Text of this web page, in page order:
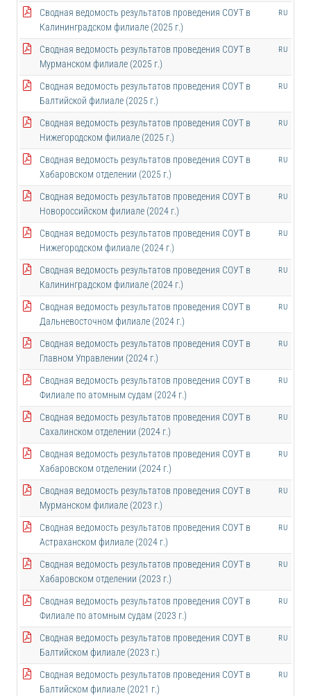
Сводная ведомость результатов проведения СОУТ в
Калининградском филиале (2025 г.)
RU
Сводная ведомость результатов проведения СОУТ в
Мурманском филиале (2025 г.)
RU
Сводная ведомость результатов проведения СОУТ в
Балтийской филиале (2025 г.)
RU
Сводная ведомость результатов проведения СОУТ в
Нижегородском филиале (2025 г.)
RU
Сводная ведомость результатов проведения СОУТ в
Хабаровском отделении (2025 г.)
RU
Сводная ведомость результатов проведения СОУТ в
Новороссийском филиале (2024 г.)
RU
Сводная ведомость результатов проведения СОУТ в
Нижегородском филиале (2024 г.)
RU
Сводная ведомость результатов проведения СОУТ в
Калининградском филиале (2024 г.)
RU
Сводная ведомость результатов проведения СОУТ в
Дальневосточном филиале (2024 г.)
RU
Сводная ведомость результатов проведения СОУТ в
Главном Управлении (2024 г.)
RU
Сводная ведомость результатов проведения СОУТ в
Филиале по атомным судам (2024 г.)
RU
Сводная ведомость результатов проведения СОУТ в
Сахалинском отделении (2024 г.)
RU
Сводная ведомость результатов проведения СОУТ в
Хабаровском отделении (2024 г.)
RU
Сводная ведомость результатов проведения СОУТ в
Мурманском филиале (2023 г.)
RU
Сводная ведомость результатов проведения СОУТ в
Астраханском филиале (2024 г.)
RU
Сводная ведомость результатов проведения СОУТ в
Хабаровском отделении (2023 г.)
RU
Сводная ведомость результатов проведения СОУТ в
Филиале по атомным судам (2023 г.)
RU
Сводная ведомость результатов проведения СОУТ в
Балтийском филиале (2023 г.)
RU
Сводная ведомость результатов проведения СОУТ в
Балтийском филиале (2021 г.)
RU